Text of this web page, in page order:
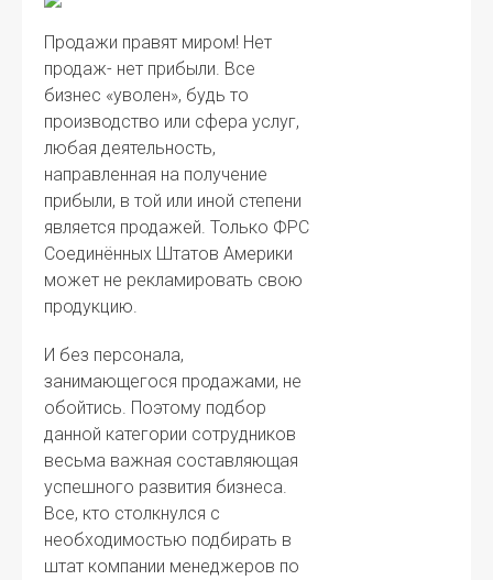
Продажи правят миром! Нет
продаж- нет прибыли. Все
бизнес «уволен», будь то
производство или сфера услуг,
любая деятельность,
направленная на получение
прибыли, в той или иной степени
является продажей. Только ФРС
Соединённых Штатов Америки
может не рекламировать свою
продукцию.
И без персонала,
занимающегося продажами, не
обойтись. Поэтому подбор
данной категории сотрудников
весьма важная составляющая
успешного развития бизнеса.
Все, кто столкнулся с
необходимостью подбирать в
штат компании менеджеров по